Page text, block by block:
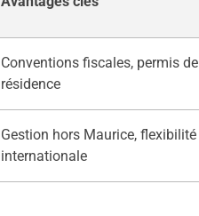
Conventions fiscales, permis de
résidence
Gestion hors Maurice, flexibilité
internationale